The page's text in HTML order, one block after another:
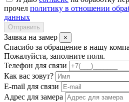
прочел политику в отношении
данных
Отправить
Заявка на замер ×
Спасибо за обращение в нашу
Пожалуйста, заполните поля.
Телефон для связи
Как вас зовут?
E-mail для связи
Адрес для замера